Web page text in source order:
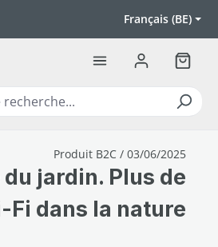
Français (BE)
Le
Produit B2C / 03/06/2025
jardin. Plus de
Fi dans la nature